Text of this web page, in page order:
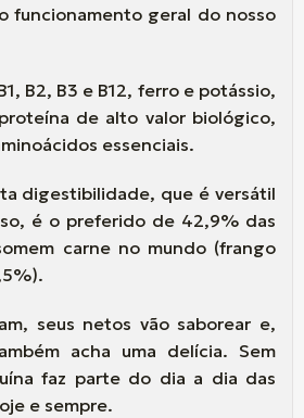
funcionamento geral do nosso
B2, B3 e B12, ferro e potássio,
de alto valor biológico,
essenciais.
digestibilidade, que é versátil
é o preferido de 42,9% das
carne no mundo (frango
seus netos vão saborear e,
acha uma delícia. Sem
faz parte do dia a dia das
e sempre.